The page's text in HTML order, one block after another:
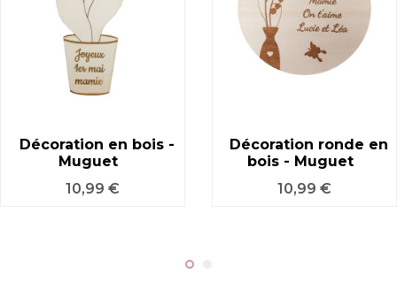
Décoration en bois -
Muguet
Prix
10,99 €
Décoration ronde en
bois - Muguet
Prix
10,99 €